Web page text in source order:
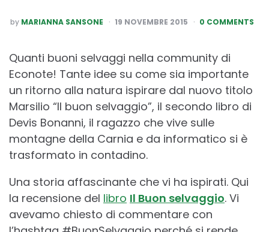
POSTED
BY
by MARIANNA SANSONE 19 NOVEMBRE 2015 0 COMMENTS
Quanti buoni selvaggi nella community di
Econote! Tante idee su come sia importante
un ritorno alla natura ispirare dal nuovo titolo
Marsilio “Il buon selvaggio”, il secondo libro di
Devis Bonanni, il ragazzo che vive sulle
montagne della Carnia e da informatico si è
trasformato in contadino.
Una storia affascinante che vi ha ispirati. Qui
la recensione del libro Il Buon selvaggio. Vi
avevamo chiesto di commentare con